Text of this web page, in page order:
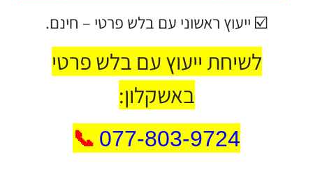
☑️ ייעוץ ראשוני עם בלש פרטי – חינם.
לשיחת ייעוץ עם בלש פרטי
באשקלון:
077-803-9724
📞